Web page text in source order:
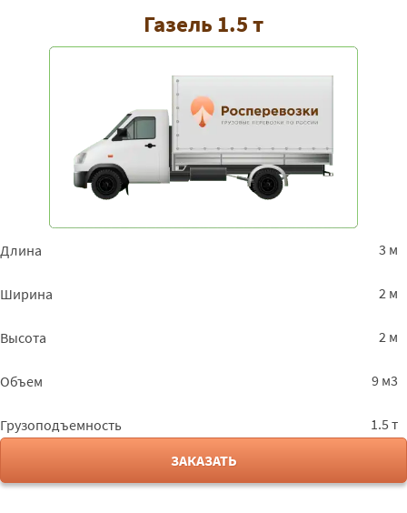
Газель 1.5 т
Длина 3 м
Ширина 2 м
Высота 2 м
Объем 9 м3
Грузоподъемность
1.5 т
ЗАКАЗАТЬ